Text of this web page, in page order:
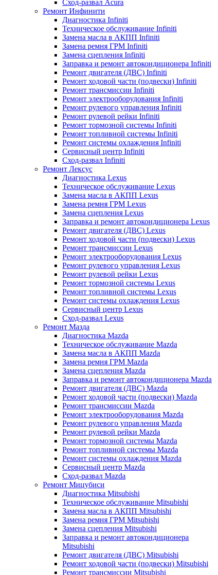
Сход-развал Acura
Ремонт Инфинити
Диагностика Infiniti
Техническое обслуживание Infiniti
Замена масла в АКПП Infiniti
Замена ремня ГРМ Infiniti
Замена сцепления Infiniti
Заправка и ремонт автокондиционера Infiniti
Ремонт двигателя (ДВС) Infiniti
Ремонт ходовой части (подвески) Infiniti
Ремонт трансмиссии Infiniti
Ремонт электрооборудования Infiniti
Ремонт рулевого управления Infiniti
Ремонт рулевой рейки Infiniti
Ремонт тормозной системы Infiniti
Ремонт топливной системы Infiniti
Ремонт системы охлаждения Infiniti
Сервисный центр Infiniti
Сход-развал Infiniti
Ремонт Лексус
Диагностика Lexus
Техническое обслуживание Lexus
Замена масла в АКПП Lexus
Замена ремня ГРМ Lexus
Замена сцепления Lexus
Заправка и ремонт автокондиционера Lexus
Ремонт двигателя (ДВС) Lexus
Ремонт ходовой части (подвески) Lexus
Ремонт трансмиссии Lexus
Ремонт электрооборудования Lexus
Ремонт рулевого управления Lexus
Ремонт рулевой рейки Lexus
Ремонт тормозной системы Lexus
Ремонт топливной системы Lexus
Ремонт системы охлаждения Lexus
Сервисный центр Lexus
Сход-развал Lexus
Ремонт Мазда
Диагностика Mazda
Техническое обслуживание Mazda
Замена масла в АКПП Mazda
Замена ремня ГРМ Mazda
Замена сцепления Mazda
Заправка и ремонт автокондиционера Mazda
Ремонт двигателя (ДВС) Mazda
Ремонт ходовой части (подвески) Mazda
Ремонт трансмиссии Mazda
Ремонт электрооборудования Mazda
Ремонт рулевого управления Mazda
Ремонт рулевой рейки Mazda
Ремонт тормозной системы Mazda
Ремонт топливной системы Mazda
Ремонт системы охлаждения Mazda
Сервисный центр Mazda
Сход-развал Mazda
Ремонт Мицубиси
Диагностика Mitsubishi
Техническое обслуживание Mitsubishi
Замена масла в АКПП Mitsubishi
Замена ремня ГРМ Mitsubishi
Замена сцепления Mitsubishi
Заправка и ремонт автокондиционера
Mitsubishi
Ремонт двигателя (ДВС) Mitsubishi
Ремонт ходовой части (подвески) Mitsubishi
Ремонт трансмиссии Mitsubishi